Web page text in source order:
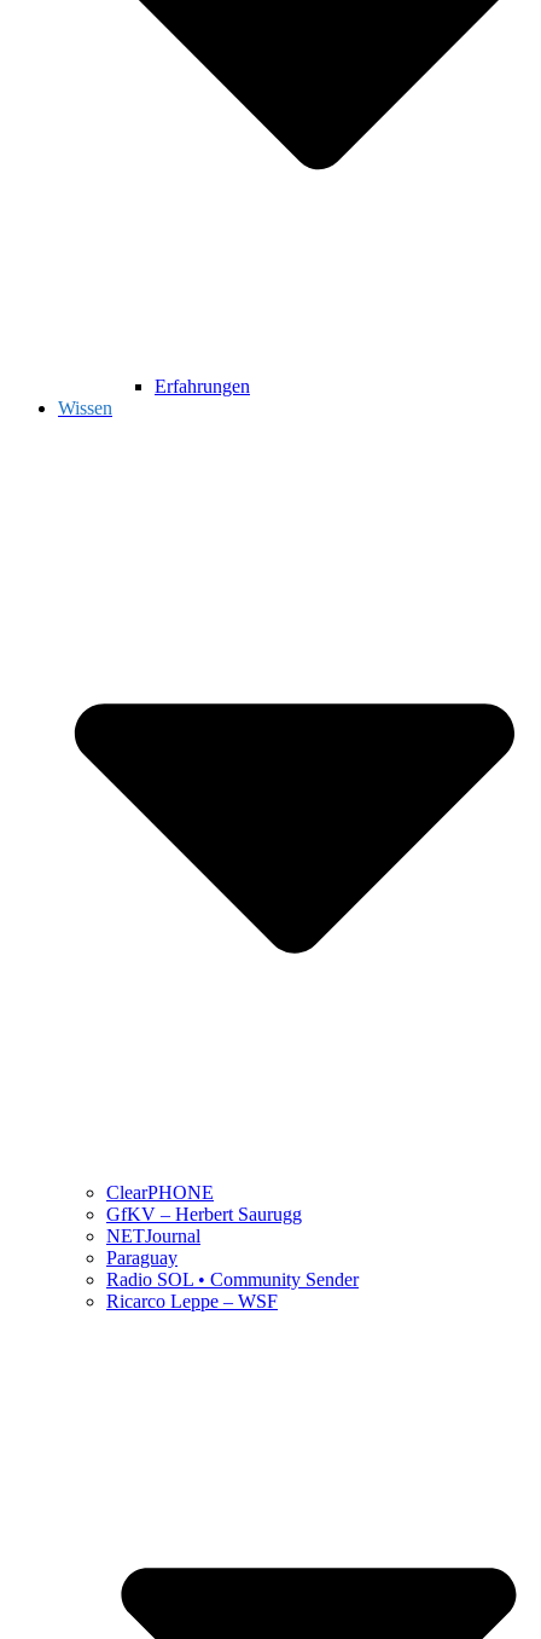
Erfahrungen
Wissen
ClearPHONE
GfKV – Herbert Saurugg
NETJournal
Paraguay
Radio SOL • Community Sender
Ricarco Leppe – WSF